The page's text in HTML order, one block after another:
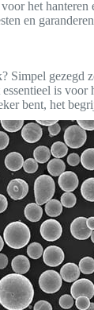
het hanteren
en
Simpel gezegd
is
bent, het